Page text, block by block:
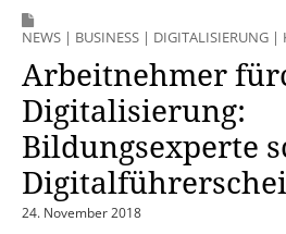
NEWS | BUSINESS | DIGITALISIERUNG |
Arbeitnehmer
Digitalisierung:
Bildungsexperte
24. November 2018